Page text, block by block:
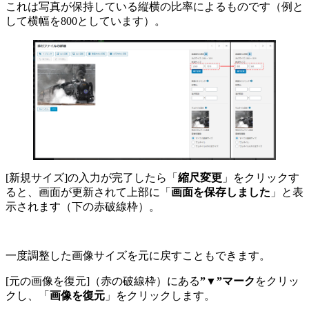
これは写真が保持している縦横の比率によるものです（例と
して横幅を800としています）。
[新規サイズ]の入力が完了したら「 縮尺変更 」をクリックす
ると、画面が更新されて上部に「 画面を保存しました 」と表
示されます（下の赤破線枠）。
一度調整した画像サイズを元に戻すこともできます。
[元の画像を復元]（赤の破線枠）にある”▼”マーク をクリッ
クし、「 画像を復元 」をクリックします。